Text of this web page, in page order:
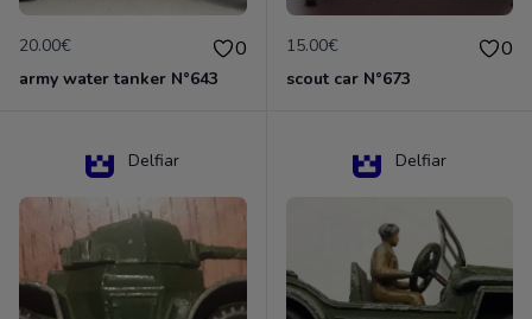
20.00€ 0
army water tanker N°643
15.00€ 0
scout car N°673
Delfiar Delfiar